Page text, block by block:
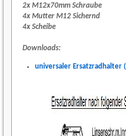
2x M12x70mm Schraube
4x Mutter M12 Sichernd
4x Scheibe
Downloads:
universaler Ersatzradhalter